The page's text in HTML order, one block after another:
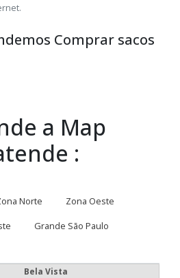
Comprar sacos
a Map
:
Norte
Zona Oeste
Grande São Paulo
Bela Vista